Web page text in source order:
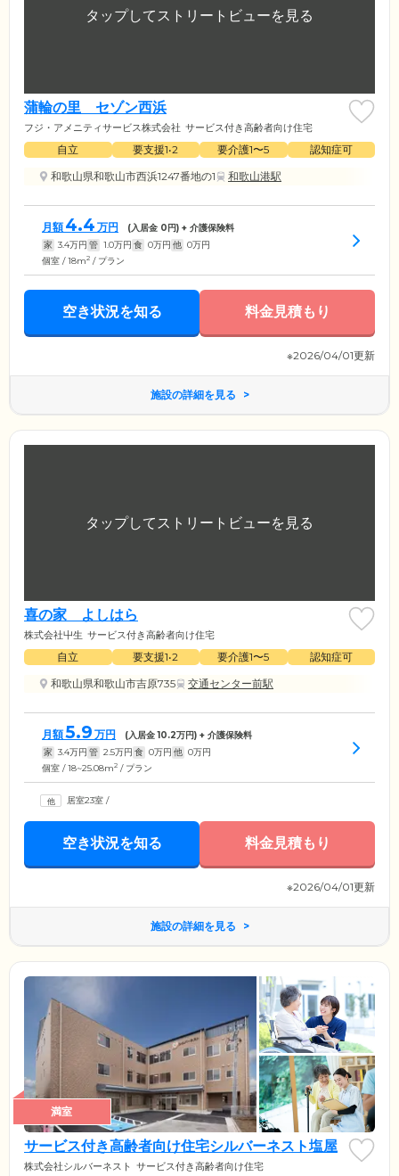
蒲輪の里 セゾン西浜
フジ・アメニティサービス株式会社 サービス付き高齢者向け住宅
自立 要支援1•2 要介護1〜5
認知症可
和歌山県和歌山市西浜1247番地の1
和歌山港駅
月額 4.4 万円 (入居金 0円) + 介護保険料
家 3.4万円 管 1.0万円 食 0万円 他 0万円
個室 / 18m2 / プラン
空き状況を知る 料金見積もり
※2026/04/01更新
施設の詳細を見る
喜の家 よしはら
株式会社屮生 サービス付き高齢者向け住宅
自立 要支援1•2 要介護1〜5
認知症可
和歌山県和歌山市吉原735
交通センター前駅
月額5.9 万円 (入居金10.2万円) + 介護保険料
家 3.4万円 管 2.5万円 食 0万円 他 0万円
個室 / 18~25.08m2 / プラン
居室23室 /
空き状況を知る 料金見積もり
※2026/04/01更新
施設の詳細を見る
満室
サービス付き高齢者向け住宅シルバーネスト塩屋
株式会社シルバーネスト サービス付き高齢者向け住宅